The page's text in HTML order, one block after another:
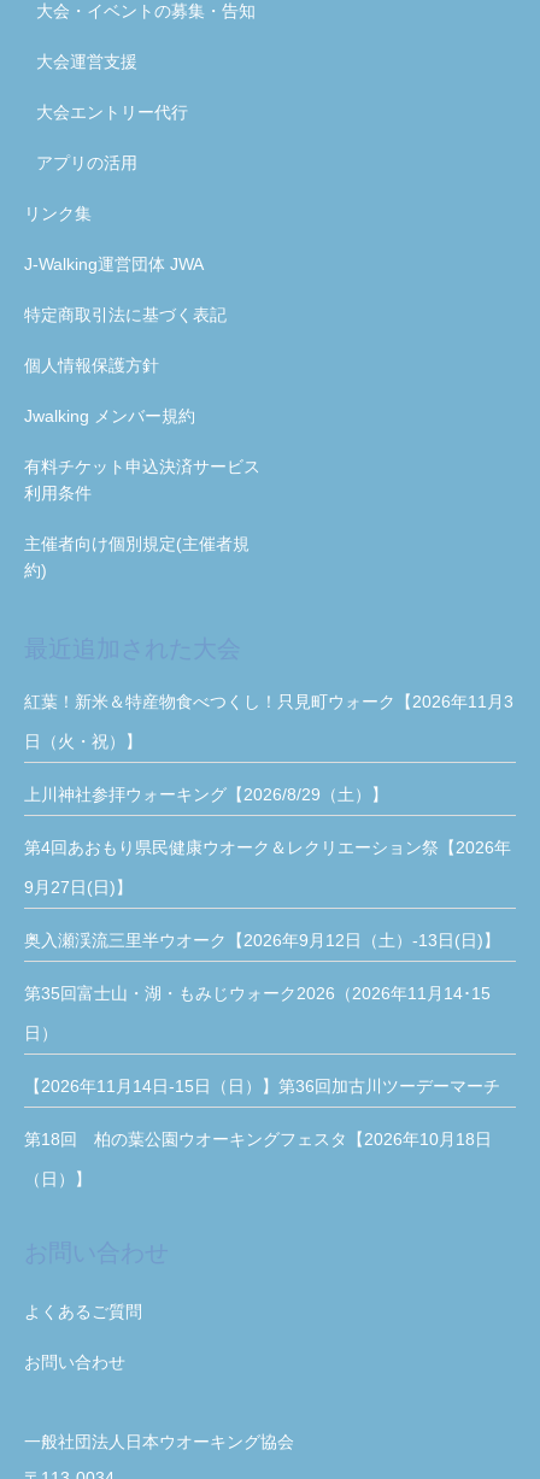
大会・イベントの募集・告知
大会運営支援
大会エントリー代行
アプリの活用
リンク集
J-Walking運営団体 JWA
特定商取引法に基づく表記
個人情報保護方針
Jwalking メンバー規約
有料チケット申込決済サービス
利用条件
主催者向け個別規定(主催者規
約)
紅葉！新米＆特産物食べつくし！只見町ウォーク【2026年11月3
日（火・祝）】
上川神社参拝ウォーキング【2026/8/29（土）】
第4回あおもり県民健康ウオーク＆レクリエーション祭【2026年
9月27日(日)】
奥入瀬渓流三里半ウオーク【2026年9月12日（土）-13日(日)】
第35回富士山・湖・もみじウォーク2026（2026年11月14･15
日）
【2026年11月14日-15日（日）】第36回加古川ツーデーマーチ
第18回 柏の葉公園ウオーキングフェスタ【2026年10月18日
（日）】
よくあるご質問
お問い合わせ
一般社団法人日本ウオーキング協会